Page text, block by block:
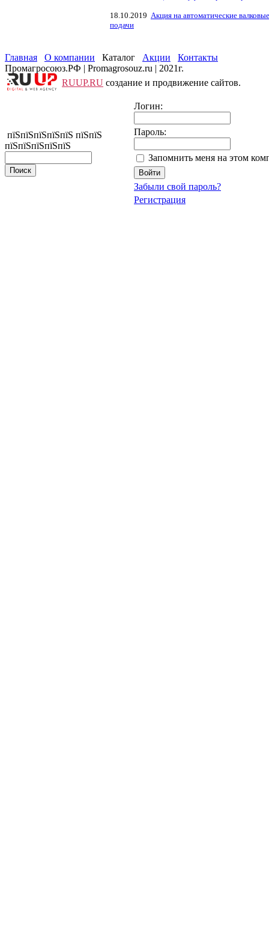
18.10.2019 Акция на автоматические валковые
подачи
Главная О компании Каталог Акции
Контакты
Промагросоюз.РФ | Promagrosouz.ru | 2021г.
RUUP.RU создание и продвижение сайтов.
пїЅпїЅпїЅпїЅпїЅ пїЅпїЅ
пїЅпїЅпїЅпїЅпїЅ
Логин:
Пароль:
Запомнить меня на этом
Забыли свой пароль?
Регистрация